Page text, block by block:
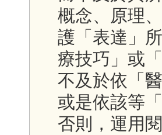
概念、原理
護「表達」
療技巧」或
不及於依「
或是依該等
否則，運用